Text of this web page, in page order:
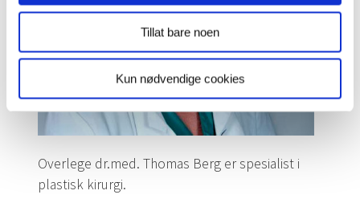
Tillat bare noen
Kun nødvendige cookies
Overlege dr.med. Thomas Berg er spesialist i
plastisk kirurgi.